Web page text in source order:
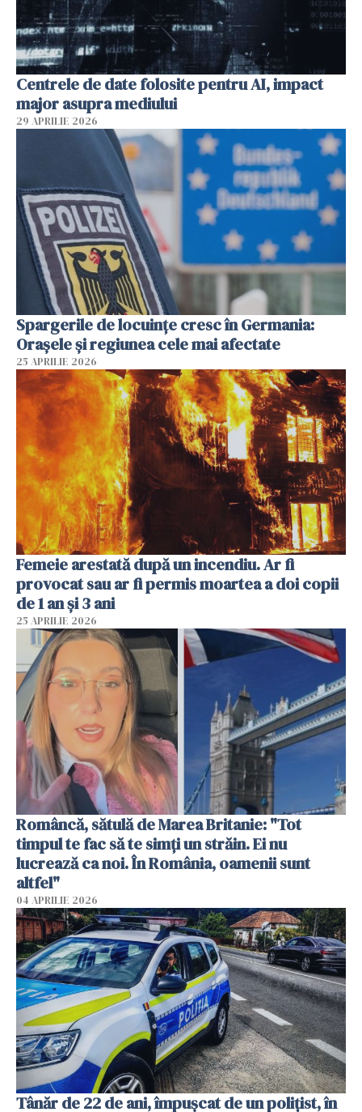
Centrele de date folosite pentru AI, impact
major asupra mediului
29 APRILIE 2026
Spargerile de locuințe cresc în Germania:
Orașele și regiunea cele mai afectate
25 APRILIE 2026
Femeie arestată după un incendiu. Ar fi
provocat sau ar fi permis moartea a doi copii
de 1 an și 3 ani
25 APRILIE 2026
Româncă, sătulă de Marea Britanie: "Tot
timpul te fac să te simți un străin. Ei nu
lucrează ca noi. În România, oamenii sunt
altfel"
04 APRILIE 2026
Tânăr de 22 de ani, împușcat de un polițist, în